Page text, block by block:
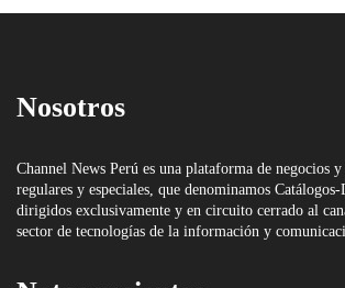
Nosotros
Channel News Perú es una plataforma de negocios
regulares y especiales, que denominamos Catálogos-
dirigidos exclusivamente y en circuito cerrado al
sector de tecnologías de la información y